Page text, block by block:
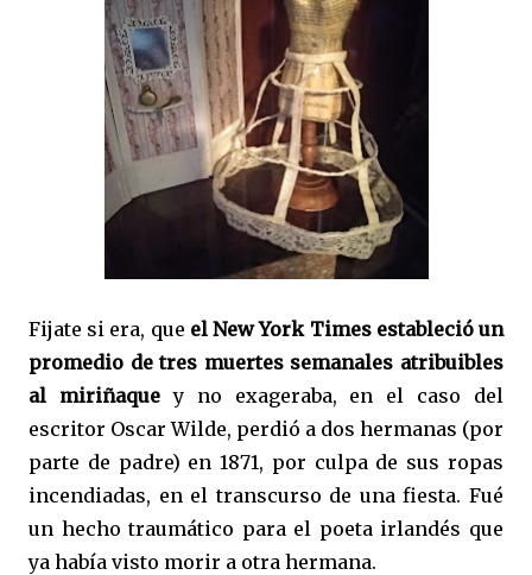
Fijate si era, que el New York Times estableció un
promedio de tres muertes semanales atribuibles
al miriñaquey no exageraba, en el caso del
escritor Oscar Wilde, perdió a dos hermanas (por
parte de padre) en 1871, por culpa de sus ropas
incendiadas, en el transcurso de una fiesta. Fué
un hecho traumático para el poeta irlandés que
ya había visto morir a otra hermana.